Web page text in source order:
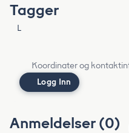
Tagger
L
Koordinater og
Logg Inn
Anmeldelser (0)